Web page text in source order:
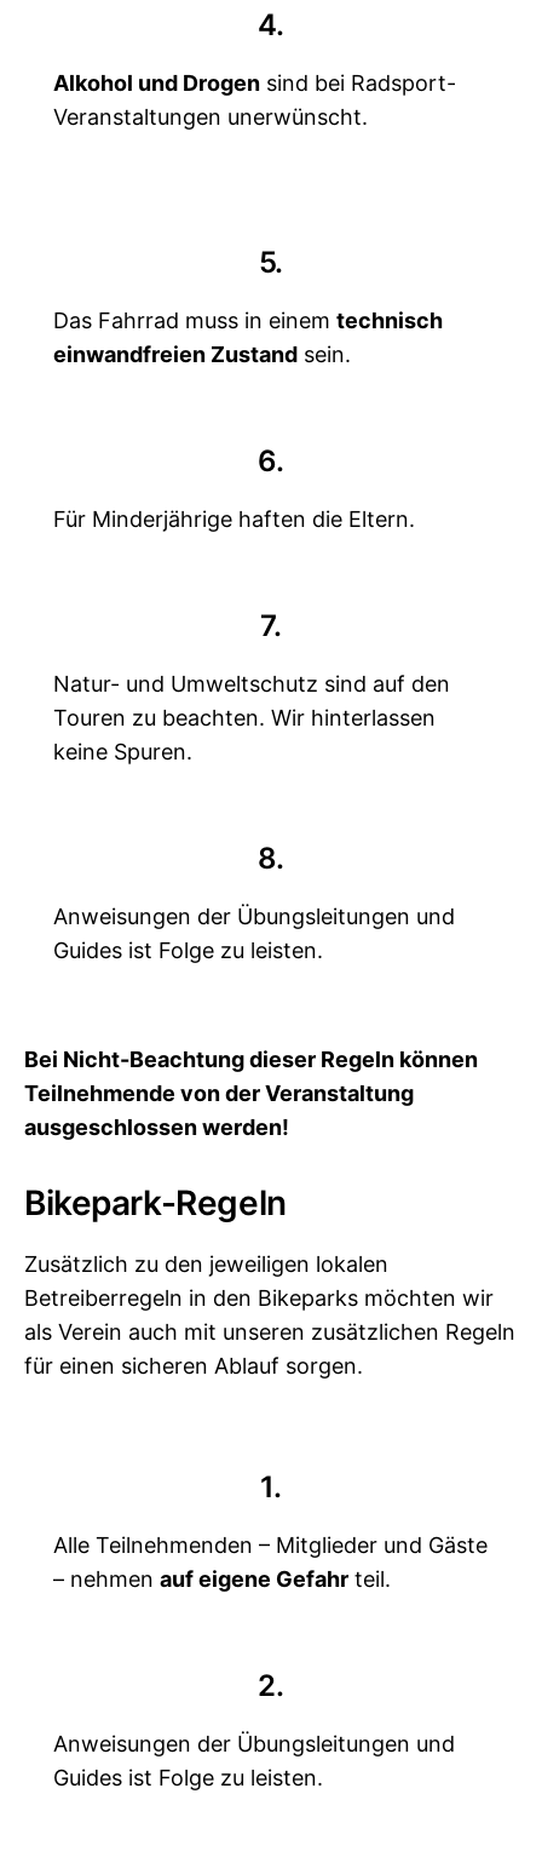
4.
Alkohol und Drogen sind bei Radsport-
Veranstaltungen unerwünscht.
5.
Das Fahrrad muss in einem technisch
einwandfreien Zustand sein.
6.
Für Minderjährige haften die Eltern.
7.
Natur- und Umweltschutz sind auf den
Touren zu beachten. Wir hinterlassen
keine Spuren.
8.
Anweisungen der Übungsleitungen und
Guides ist Folge zu leisten.
Bei Nicht-Beachtung dieser Regeln können
Teilnehmende von der Veranstaltung
ausgeschlossen werden!
Bikepark-Regeln
Zusätzlich zu den jeweiligen lokalen
Betreiberregeln in den Bikeparks möchten wir
als Verein auch mit unseren zusätzlichen Regeln
für einen sicheren Ablauf sorgen.
1.
Alle Teilnehmenden – Mitglieder und Gäste
– nehmen auf eigene Gefahr teil.
2.
Anweisungen der Übungsleitungen und
Guides ist Folge zu leisten.